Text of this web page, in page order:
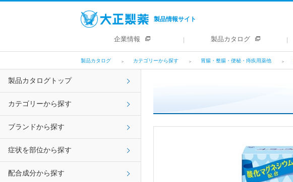
製品情報サイト
企業情報 製品カタログ
製品カタログ カテゴリーから探す 胃腸・整腸・便秘・痔疾用薬他
製品カタログトップ
カテゴリーから探す
ブランドから探す
症状を部位から探す
配合成分から探す